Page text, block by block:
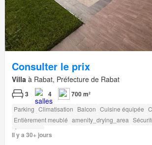
Consulter le prix
Villa à Rabat, Préfecture de Rabat
3 4 700 m²
Parking Climatisation Balcon Cuisine équipée
Entièrement meublé amenity_drying_area
Ascenseur
Il y a 30+ jours